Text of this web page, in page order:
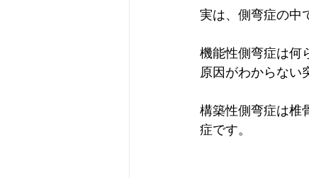
実は、側弯症の中
機能性側弯症は何
原因がわからない
構築性側弯症は椎
症です。